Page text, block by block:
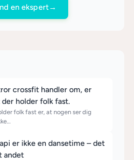
en ekspert→
crossfit handler om, er
der holder folk fast.
folk fast er, at nogen ser dig
er ikke en dansetime – det
andet